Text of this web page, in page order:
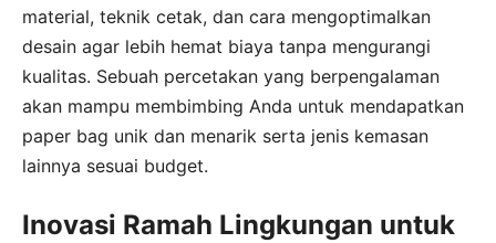
material, teknik cetak, dan cara mengoptimalkan
desain agar lebih hemat biaya tanpa mengurangi
kualitas. Sebuah percetakan yang berpengalaman
akan mampu membimbing Anda untuk mendapatkan
paper bag unik dan menarik serta jenis kemasan
lainnya sesuai budget.
Inovasi Ramah Lingkungan untuk